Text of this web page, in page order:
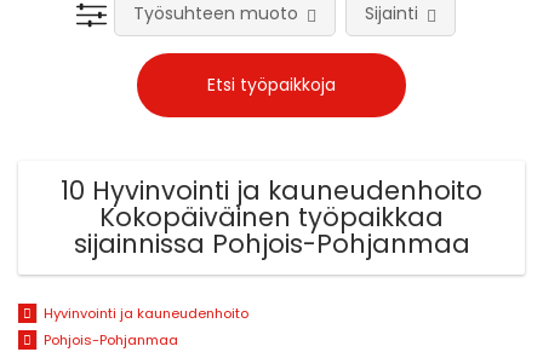
Työsuhteen muoto Sijainti
10 Hyvinvointi ja kauneudenhoito
Kokopäiväinen työpaikkaa
sijainnissa Pohjois-Pohjanmaa
Hyvinvointi ja kauneudenhoito
Pohjois-Pohjanmaa